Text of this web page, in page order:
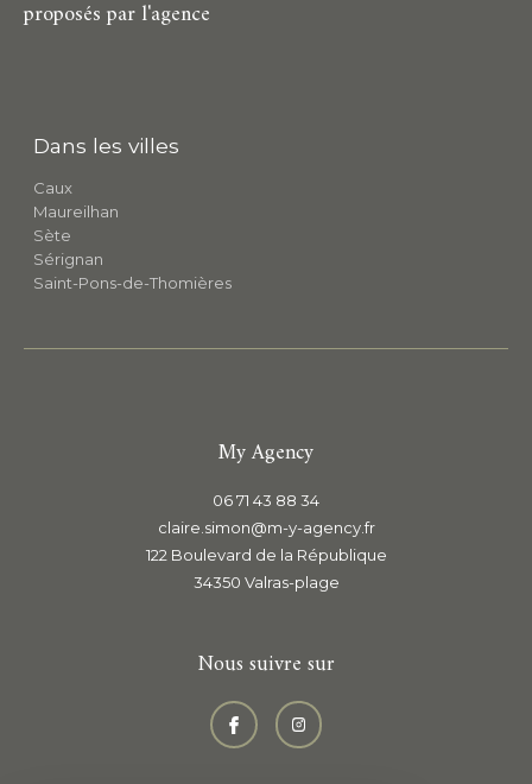
proposés par l'agence
Dans les villes
Caux
Maureilhan
Sète
Sérignan
Saint-Pons-de-Thomières
My Agency
06 71 43 88 34
claire.simon@m-y-agency.fr
122 Boulevard de la République
34350
valras-plage
Nous suivre sur